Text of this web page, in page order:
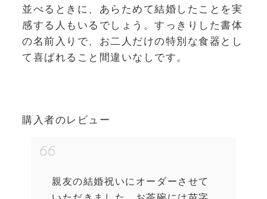
並べるときに、あらためて結婚したことを実
感する人もいるでしょう。すっきりした書体
の名前入りで、お二人だけの特別な食器とし
て喜ばれること間違いなしです。
購入者のレビュー
親友の結婚祝いにオーダーさせて